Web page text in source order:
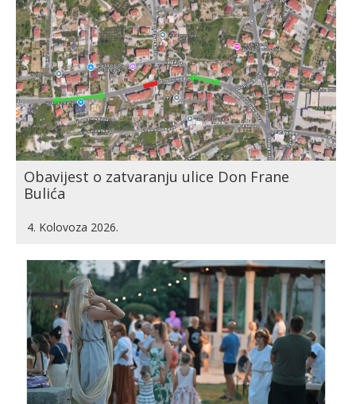
Obavijest o zatvaranju ulice Don Frane
Bulića
4. Kolovoza 2026.